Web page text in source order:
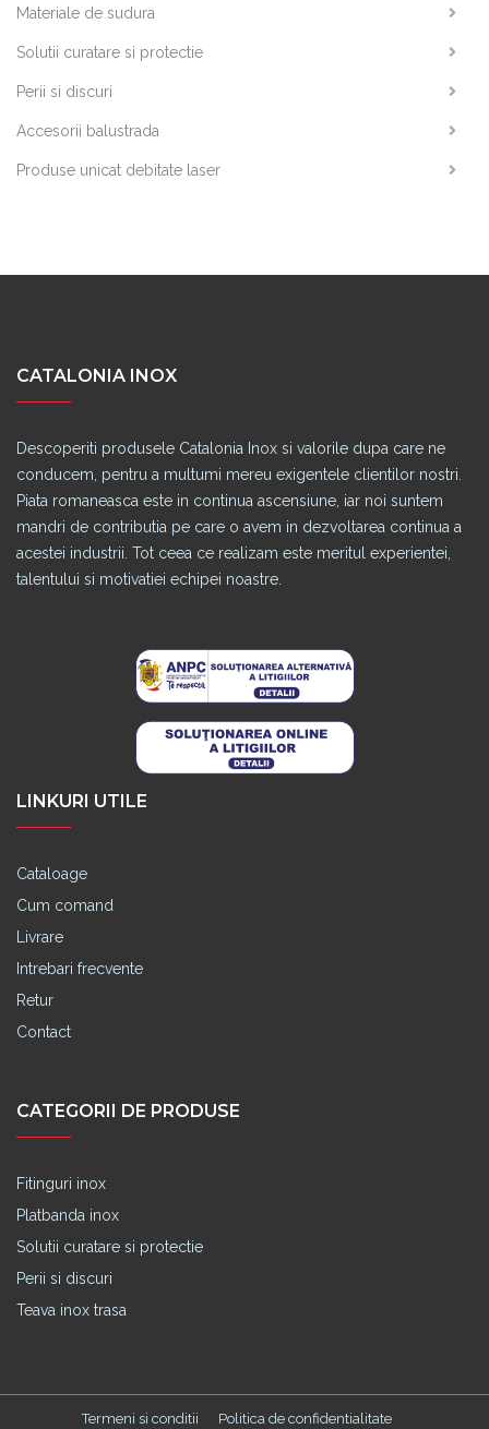
Materiale de sudura
Solutii curatare si protectie
Perii si discuri
Accesorii balustrada
Produse unicat debitate laser
CATALONIA INOX
Descoperiti produsele Catalonia Inox si valorile dupa care ne
conducem, pentru a multumi mereu exigentele clientilor nostri.
Piata romaneasca este in continua ascensiune, iar noi suntem
mandri de contributia pe care o avem in dezvoltarea continua a
acestei industrii. Tot ceea ce realizam este meritul experientei,
talentului si motivatiei echipei noastre.
LINKURI UTILE
Cataloage
Cum comand
Livrare
Intrebari frecvente
Retur
Contact
CATEGORII DE PRODUSE
Fitinguri inox
Platbanda inox
Solutii curatare si protectie
Perii si discuri
Teava inox trasa
Termeni si conditii Politica de confidentialitate